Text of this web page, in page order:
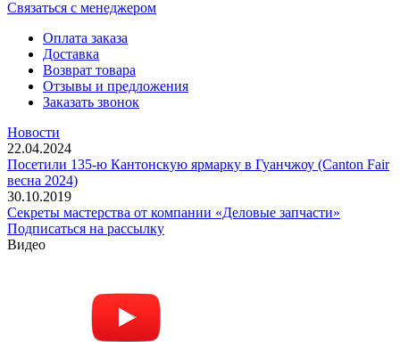
Cвязаться с менеджером
Оплата заказа
Доставка
Возврат товара
Отзывы и предложения
Заказать звонок
Новости
22.04.2024
Посетили 135-ю Кантонскую ярмарку в Гуанчжоу (Canton Fair
весна 2024)
30.10.2019
Секреты мастерства от компании «Деловые запчасти»
Подписаться на рассылку
Видео